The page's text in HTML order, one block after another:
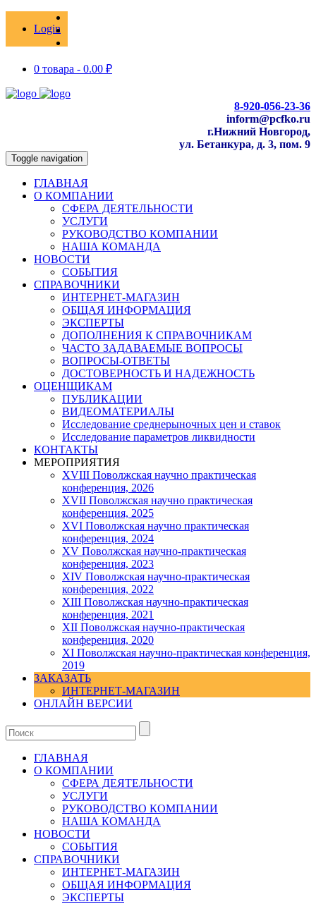
Login
0 товара - 0.00 ₽
8-920-056-23-36
inform@pcfko.ru
г.Нижний Новгород,
ул. Бетанкура, д. 3, пом. 9
Toggle navigation
ГЛАВНАЯ
О КОМПАНИИ
СФЕРА ДЕЯТЕЛЬНОСТИ
УСЛУГИ
РУКОВОДСТВО КОМПАНИИ
НАША КОМАНДА
НОВОСТИ
СОБЫТИЯ
СПРАВОЧНИКИ
ИНТЕРНЕТ-МАГАЗИН
ОБЩАЯ ИНФОРМАЦИЯ
ЭКСПЕРТЫ
ДОПОЛНЕНИЯ К СПРАВОЧНИКАМ
ЧАСТО ЗАДАВАЕМЫЕ ВОПРОСЫ
ВОПРОСЫ-ОТВЕТЫ
ДОСТОВЕРНОСТЬ И НАДЕЖНОСТЬ
ОЦЕНЩИКАМ
ПУБЛИКАЦИИ
ВИДЕОМАТЕРИАЛЫ
Исследование среднерыночных цен и ставок
Исследование параметров ликвидности
КОНТАКТЫ
МЕРОПРИЯТИЯ
XVIII Поволжская научно практическая
конференция, 2026
XVII Поволжская научно практическая
конференция, 2025
XVI Поволжская научно практическая
конференция, 2024
ХV Поволжская научно-практическая
конференция, 2023
ХIV Поволжская научно-практическая
конференция, 2022
ХIII Поволжская научно-практическая
конференция, 2021
ХII Поволжская научно-практическая
конференция, 2020
XI Поволжская научно-практическая конференция,
2019
ЗАКАЗАТЬ
ИНТЕРНЕТ-МАГАЗИН
ОНЛАЙН ВЕРСИИ
ГЛАВНАЯ
О КОМПАНИИ
СФЕРА ДЕЯТЕЛЬНОСТИ
УСЛУГИ
РУКОВОДСТВО КОМПАНИИ
НАША КОМАНДА
НОВОСТИ
СОБЫТИЯ
СПРАВОЧНИКИ
ИНТЕРНЕТ-МАГАЗИН
ОБЩАЯ ИНФОРМАЦИЯ
ЭКСПЕРТЫ